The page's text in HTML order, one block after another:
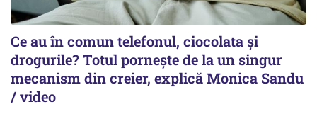
Ce au în comun telefonul, ciocolata și
drogurile? Totul pornește de la un singur
mecanism din creier, explică Monica Sandu
/ video